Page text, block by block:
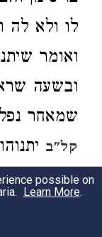
לו ולא לה
ואומר
ובשעה
שמאחר
קל"ב
לאו לא
שנתגרשה
possible on
Learn More.